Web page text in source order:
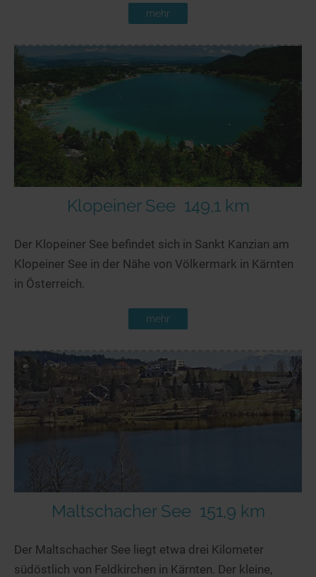
mehr
Klopeiner See 149,1 km
Der Klopeiner See befindet sich in Sankt Kanzian am
Klopeiner See in der Nähe von Völkermark in Kärnten
in Österreich.
mehr
Maltschacher See 151,9 km
Der Maltschacher See liegt etwa drei Kilometer
südöstlich von Feldkirchen in Kärnten. Der kleine,